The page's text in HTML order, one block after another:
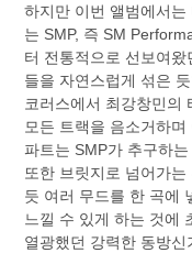
하지만 이번 앨범에서
는 SMP, 즉 SM
터 전통적으로 선보여
들을 자연스럽게 섞은
코러스에서 최강창민의
모든 트랙을 음소거하
파트는 SMP가 추구하
또한 브릿지로 넘어가
듯 여러 무드를 한 곡에
느낄 수 있게 하는 것에
열광했던 강력한 동방